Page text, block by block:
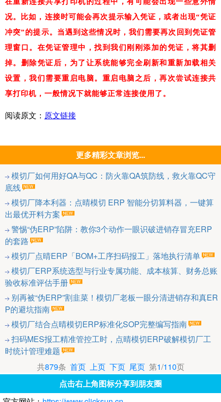
况。比如，连接时可能会再次提示输入凭证，或者出现“凭证
冲突”的提示。当遇到这些情况时，我们需要再次回到凭证管
理窗口。在凭证管理中，找到我们刚刚添加的凭证，将其删
掉。删除凭证后，为了让系统能够完全刷新和重新加载相关
设置，我们需要重启电脑。重启电脑之后，再次尝试连接共
享打印机，一般情况下就能够正常连接使用了。
阅读原文： 原文链接
更多精彩文章浏览...
模切厂如何用好QA与QC：防火靠QA筑防线，救火靠QC守
底线
模切厂降本利器：点晴模切 ERP 智能分切算料器，一键算
出最优开料方案
警惕“伪ERP”陷阱：教你3个动作一眼识破进销存冒充ERP
的套路
模切厂点晴ERP「BOM+工序扫码报工」落地执行清单
模切厂ERP系统选型与行业专属功能、成本核算、财务总账
验收标准评估手册
别再被“伪ERP”割韭菜！模切厂老板一眼分清进销存和真ER
P的避坑指南
模切厂结合点晴模切ERP标准化SOP完整编写指南
扫码MES报工精准管控工时，点晴模切ERP破解模切厂工
时统计管理难题
共879条 首页 上页 下页 尾页第1/110页
点击右上角图标分享到朋友圈